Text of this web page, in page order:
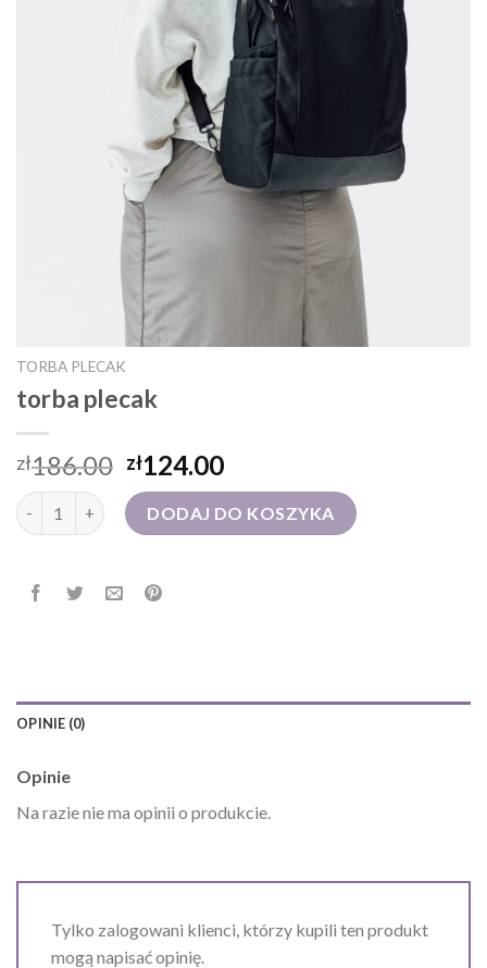
TORBA PLECAK
torba plecak
zł186.00 zł124.00
ilość torba plecak DODAJ DO KOSZYKA
OPINIE (0)
Opinie
Na razie nie ma opinii o produkcie.
Tylko zalogowani klienci, którzy kupili ten produkt
mogą napisać opinię.